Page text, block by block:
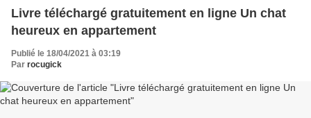
Livre téléchargé gratuitement en ligne Un chat
heureux en appartement
Publié le 18/04/2021 à 03:19
Par rocugick